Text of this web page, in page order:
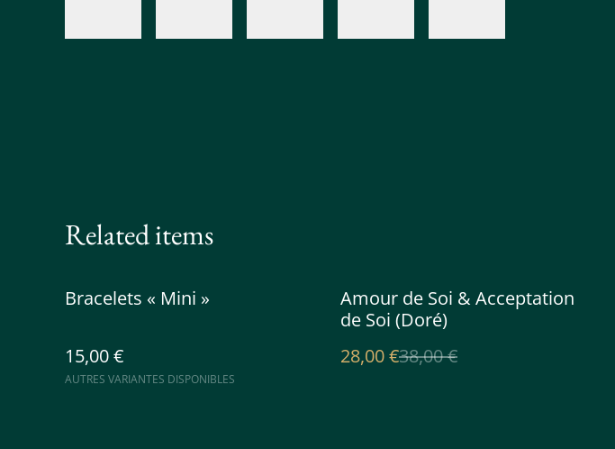
Related items
Bracelets « Mini »
15,00 €
AUTRES VARIANTES DISPONIBLES
%
Amour de Soi & Acceptation
de Soi (Doré)
28,00 €38,00 €